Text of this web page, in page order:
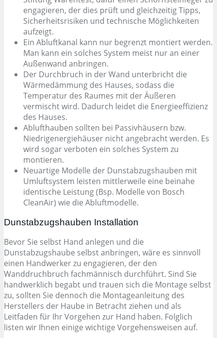
engagieren, der dies prüft und gleichzeitig Tipps,
Sicherheitsrisiken und technische Möglichkeiten
aufzeigt.
Ein Abluftkanal kann nur begrenzt montiert werden.
Man kann ein solches System meist nur an einer
Außenwand anbringen.
Der Durchbruch in der Wand unterbricht die
Wärmedämmung des Hauses, sodass die
Temperatur des Raumes mit der Äußeren
vermischt wird. Dadurch leidet die Energieeffizienz
des Hauses.
Ablufthauben sollten bei Passivhäusern bzw.
Niedrigenergiehäuser nicht angebracht werden. Es
wird sogar verboten ein solches System zu
montieren.
Neuartige Modelle der Dunstabzugshauben mit
Umluftsystem leisten mittlerweile eine beinahe
identische Leistung (Bsp. Modelle von Bosch
CleanAir) wie die Abluftmodelle.
Dunstabzugshauben Installation
Bevor Sie selbst Hand anlegen und die
Dunstabzugshaube selbst anbringen, wäre es sinnvoll
einen Handwerker zu engagieren, der den
Wanddruchbruch fachmännisch durchführt. Sind Sie
handwerklich begabt und trauen sich die Montage selbst
zu, sollten Sie dennoch die Montageanleitung des
Herstellers der Haube in Betracht ziehen und als
Leitfaden für Ihr Vorgehen zur Hand haben. Folglich
listen wir Ihnen einige wichtige Vorgehensweisen auf.